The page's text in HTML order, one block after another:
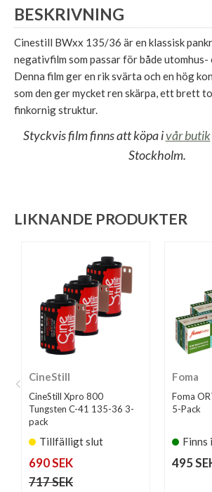
BESKRIVNING
Cinestill BWxx 135/36 är en klassisk
negativfilm som passar för både utomhus-
Denna film ger en rik svärta och en hög
som den ger mycket ren skärpa, ett brett
finkornig struktur.
Styckvis film finns att köpa ivår butik
Stockholm.
LIKNANDE PRODUKTER
CineStill
CineStill Xpro 800
Tungsten C-41 135-36 3-
pack
Tillfälligt slut
690 SEK
717 SEK
Foma
Foma
5-Pack
Finns
495